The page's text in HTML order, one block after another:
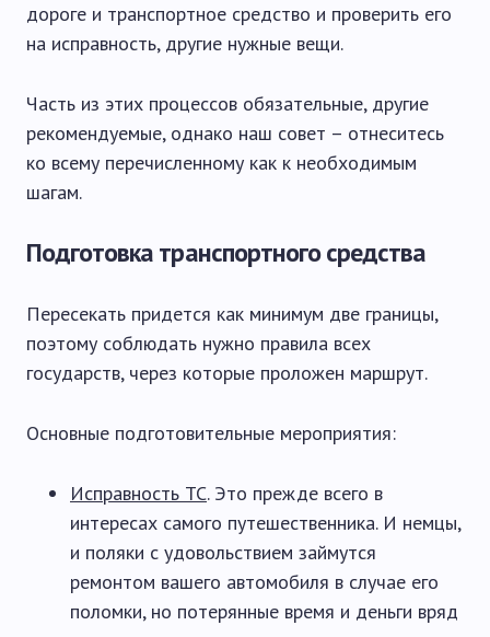
дороге и транспортное средство и проверить его
на исправность, другие нужные вещи.
Часть из этих процессов обязательные, другие
рекомендуемые, однако наш совет – отнеситесь
ко всему перечисленному как к необходимым
шагам.
Подготовка транспортного средства
Пересекать придется как минимум две границы,
поэтому соблюдать нужно правила всех
государств, через которые проложен маршрут.
Основные подготовительные мероприятия:
Исправность ТС. Это прежде всего в
интересах самого путешественника. И немцы,
и поляки с удовольствием займутся
ремонтом вашего автомобиля в случае его
поломки, но потерянные время и деньги вряд